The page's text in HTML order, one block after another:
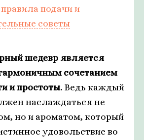
подачи и
советы
шедевр является
сочетанием
и простоты. Ведь каждый
наслаждаться не
но и ароматом, который
удовольствие во